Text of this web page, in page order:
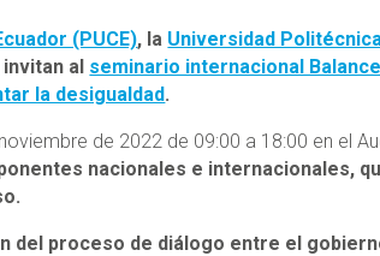
(PUCE), la Universidad
invitan al seminario internacional
la desigualdad.
de 2022 de 09:00 a 18:00 en el
nacionales e internacionales,
del proceso de diálogo entre el